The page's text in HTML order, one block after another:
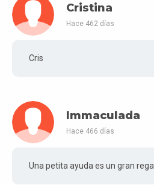
Cristina
Hace 462 días
Cris
Immaculada
Hace 466 días
Una petita ayuda es un gran regal